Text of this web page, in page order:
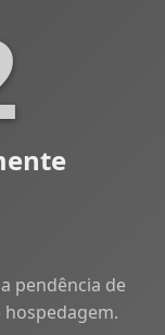
pendência de